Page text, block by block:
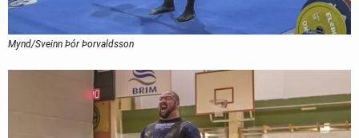
Mynd/Sveinn Þór Þorvaldsson